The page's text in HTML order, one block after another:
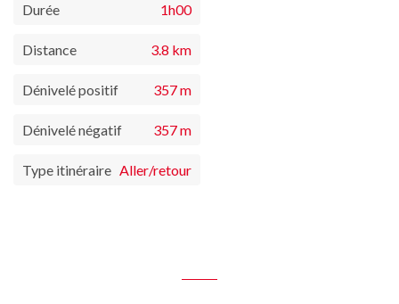
Durée 1h00
Distance 3.8 km
Dénivelé positif 357 m
Dénivelé négatif 357 m
Type itinéraire Aller/retour